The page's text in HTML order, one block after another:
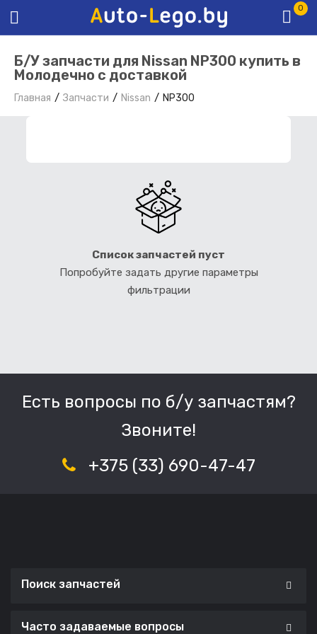
0
Б/У запчасти для Nissan NP300 купить в
Молодечно с доставкой
Главная Запчасти Nissan NP300
Список запчастей пуст
Попробуйте задать другие параметры
фильтрации
Есть вопросы по б/у запчастям?
Звоните!
+375 (33) 690-47-47
Поиск запчастей
Часто задаваемые вопросы